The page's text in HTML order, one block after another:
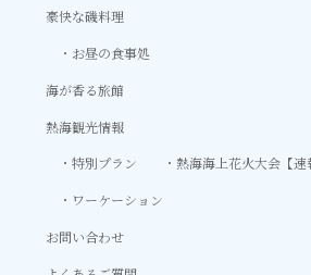
豪快な磯料理
お昼の食事処
海が香る旅館
熱海観光情報
特別プラン
熱海海上花火大会【速
ワーケーション
お問い合わせ